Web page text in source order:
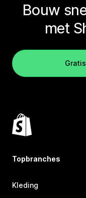
Bouw
met
Topbranches
Kleding